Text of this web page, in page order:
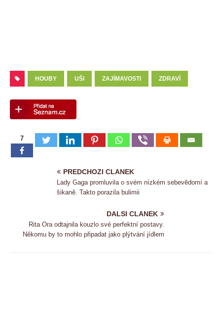
HOUBY UŠI ZAJÍMAVOSTI ZDRAVÍ
7
PREDCHOZI CLANEK
Lady Gaga promluvila o svém nízkém sebevědomí a
šikaně. Takto porazila bulimii
DALSI CLANEK
Rita Ora odtajnila kouzlo své perfektní postavy.
Někomu by to mohlo připadat jako plýtvání jídlem